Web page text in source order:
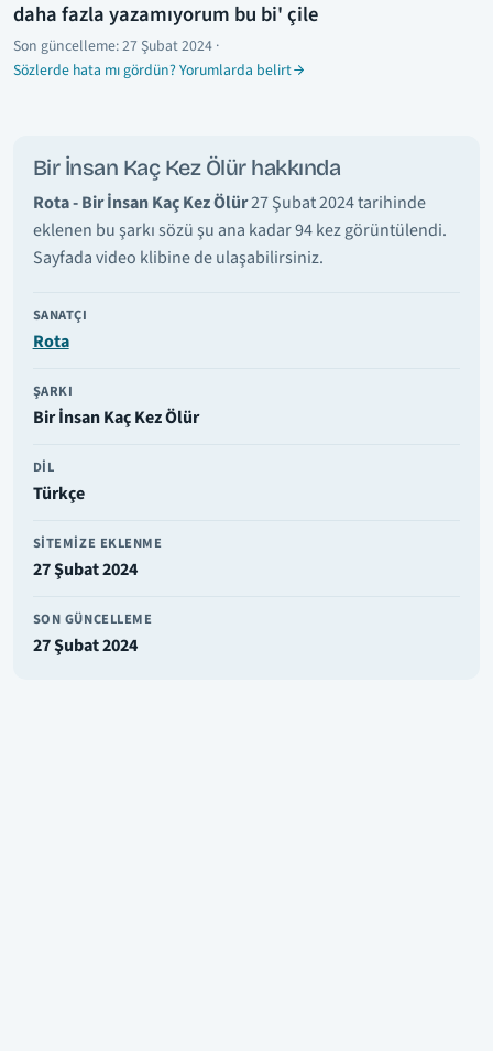
daha fazla yazamıyorum bu bi' çile
Son güncelleme:27 Şubat 2024 ·
Sözlerde hata mı gördün? Yorumlarda belirt
Bir İnsan Kaç Kez Ölür hakkında
Rota - Bir İnsan Kaç Kez Ölür27 Şubat 2024 tarihinde
eklenen bu şarkı sözü şu ana kadar 94 kez görüntülendi.
Sayfada video klibine de ulaşabilirsiniz.
SANATÇI
Rota
ŞARKI
Bir İnsan Kaç Kez Ölür
DIL
Türkçe
SITEMIZE EKLENME
27 Şubat 2024
SON GÜNCELLEME
27 Şubat 2024